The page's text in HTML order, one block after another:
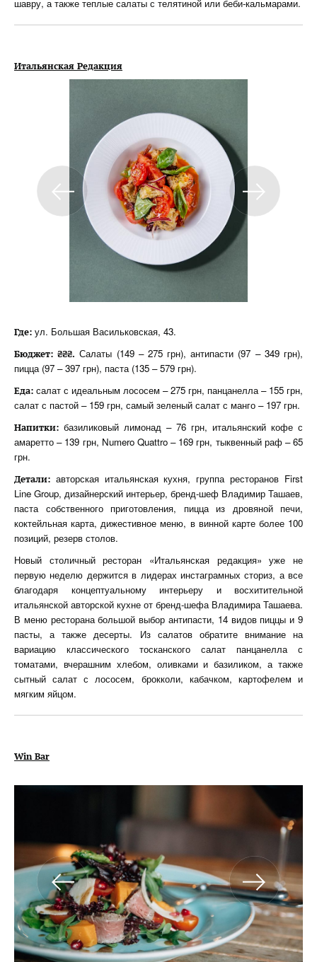
шавру, а также теплые салаты с телятиной или беби-кальмарами.
Итальянская Редакция
Где: ул. Большая Васильковская, 43.
Бюджет: ₴₴₴. Салаты (149 – 275 грн), антипасти (97 – 349 грн),
пицца (97 – 397 грн), паста (135 – 579 грн).
Еда: салат с идеальным лососем – 275 грн, панцанелла – 155 грн,
салат с пастой – 159 грн, самый зеленый салат с манго – 197 грн.
Напитки: базиликовый лимонад – 76 грн, итальянский кофе с
амаретто – 139 грн, Numero Quattro – 169 грн, тыквенный раф – 65
грн.
Детали: авторская итальянская кухня, группа ресторанов First
Line Group, дизайнерский интерьер, бренд-шеф Владимир Ташаев,
паста собственного приготовления, пицца из дровяной печи,
коктейльная карта, дижестивное меню, в винной карте более 100
позиций, резерв столов.
Новый столичный ресторан «Итальянская редакция» уже не
первую неделю держится в лидерах инстаграмных сториз, а все
благодаря концептуальному интерьеру и восхитительной
итальянской авторской кухне от бренд-шефа Владимира Ташаева.
В меню ресторана большой выбор антипасти, 14 видов пиццы и 9
пасты, а также десерты. Из салатов обратите внимание на
вариацию классического тосканского салат панцанелла с
томатами, вчерашним хлебом, оливками и базиликом, а также
сытный салат с лососем, брокколи, кабачком, картофелем и
мягким яйцом.
Win Bar